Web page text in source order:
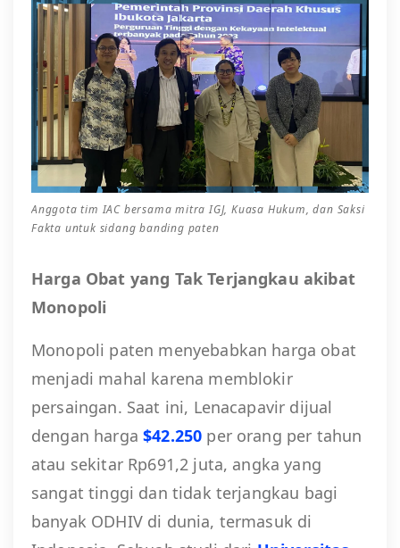
Anggota tim IAC bersama mitra IGJ, Kuasa Hukum, dan Saksi
Fakta untuk sidang banding paten
Harga Obat yang Tak Terjangkau akibat
Monopoli
Monopoli paten menyebabkan harga obat
menjadi mahal karena memblokir
persaingan. Saat ini, Lenacapavir dijual
dengan harga$42.250 per orang per tahun
atau sekitar Rp691,2 juta, angka yang
sangat tinggi dan tidak terjangkau bagi
banyak ODHIV di dunia, termasuk di